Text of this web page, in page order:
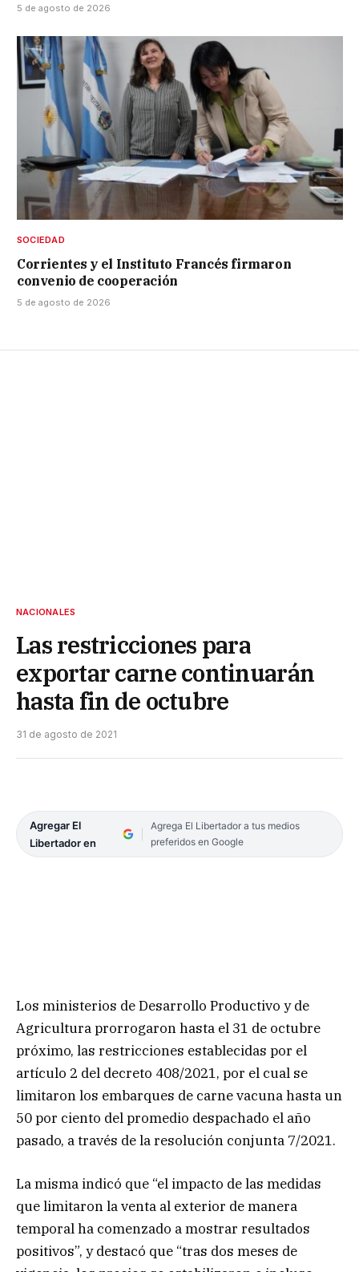
5 de agosto de 2026
SOCIEDAD
Corrientes y el Instituto Francés firmaron
convenio de cooperación
5 de agosto de 2026
NACIONALES
Las restricciones para
exportar carne continuarán
hasta fin de octubre
31 de agosto de 2021
Agregar El
Libertador en
Agrega El Libertador a tus medios
preferidos en Google
Los ministerios de Desarrollo Productivo y de
Agricultura prorrogaron hasta el 31 de octubre
próximo, las restricciones establecidas por el
artículo 2 del decreto 408/2021, por el cual se
limitaron los embarques de carne vacuna hasta un
50 por ciento del promedio despachado el año
pasado, a través de la resolución conjunta 7/2021.
La misma indicó que “el impacto de las medidas
que limitaron la venta al exterior de manera
temporal ha comenzado a mostrar resultados
positivos”, y destacó que “tras dos meses de